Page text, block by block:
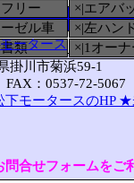
リー ×|エアバ
ゼル車 ×|左ハン
類 ×|1オーナ
ータース
掛川市菊浜59-1
：0537-72-5067
モータースのHP ★
合せフォームをご